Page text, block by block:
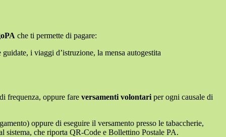
che ti permette di pagare:
i viaggi d’istruzione, la mensa autogestita
frequenza, oppure fare versamenti volontari per ogni causale di
oppure di eseguire il versamento presso le tabaccherie,
sistema, che riporta QR-Code e Bollettino Postale PA.